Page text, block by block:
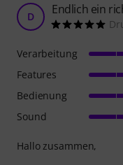
D Endlich ein
Hallo zusammen,
Verarbeitung
Features
Bedienung
Sound